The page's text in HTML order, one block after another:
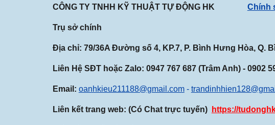
CÔNG TY TNHH KỸ THUẬT TỰ ĐỘNG HK Chính
Trụ sở chính
Địa chỉ: 79/36A Đường số 4, KP.7, P. Bình Hưng Hòa, Q.
Liên Hệ SĐT hoặc Zalo: 0947 767 687(Trâm Anh) - 0902
Email: oanhkieu211188@gmail.com-
Liên kết trang web: (Có Chat trực tuyến) https://